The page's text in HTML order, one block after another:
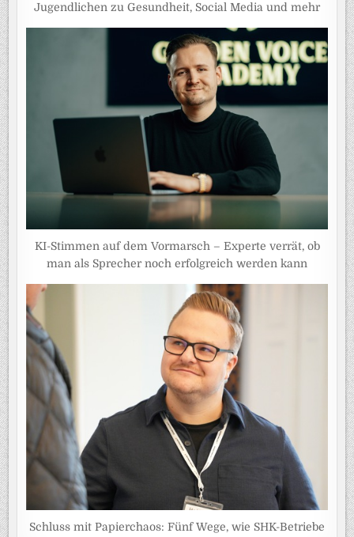
Jugendlichen zu Gesundheit, Social Media und mehr
KI-Stimmen auf dem Vormarsch – Experte verrät, ob
man als Sprecher noch erfolgreich werden kann
Schluss mit Papierchaos: Fünf Wege, wie SHK-Betriebe